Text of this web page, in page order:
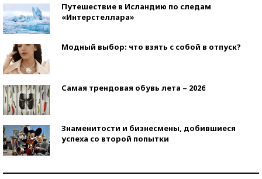
Путешествие в Исландию по следам
«Интерстеллара»
Модный выбор: что взять с собой в отпуск?
Самая трендовая обувь лета – 2026
Знаменитости и бизнесмены, добившиеся
успеха со второй попытки